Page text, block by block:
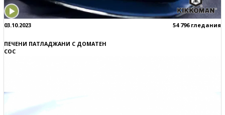
03.10.2023 54 796 гледания
ПЕЧЕНИ ПАТЛАДЖАНИ С ДОМАТЕН
СОС